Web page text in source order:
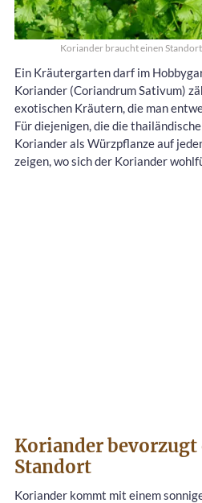
Koriander braucht einen
Ein Kräutergarten darf im
Koriander (Coriandrum Sativum)
exotischen Kräutern, die man
Für diejenigen, die die
Koriander als Würzpflanze auf
zeigen, wo sich der Koriander
Koriander
Standort
Koriander kommt mit einem